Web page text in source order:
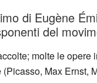
di Eugène
del
molte le opere
Max Ernst,